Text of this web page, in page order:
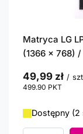
Matryca LG
(1366 x 768)
49,99 zł /
499.90 PKT
Dostępny (2